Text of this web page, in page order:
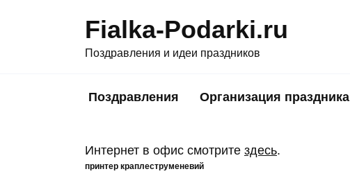
Fialka-Podarki.ru
Поздравления и идеи праздников
Поздравления Организация праздника
Интернет в офис смотрите здесь.
принтер краплеструменевий